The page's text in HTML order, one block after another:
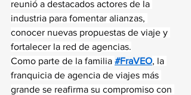
reunió a destacados actores de la
industria para fomentar alianzas,
conocer nuevas propuestas de viaje y
fortalecer la red de agencias.
Como parte de la familia #FraVEO, la
franquicia de agencia de viajes más
grande se reafirma su compromiso con